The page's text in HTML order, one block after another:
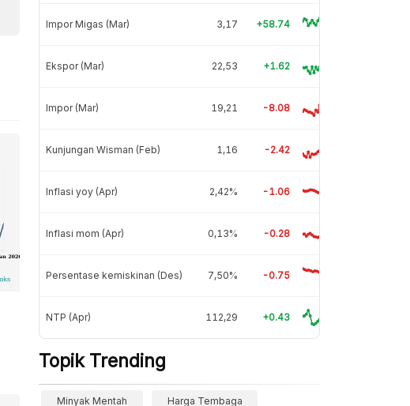
Impor Migas (Mar) 3,17 +58.74
Ekspor (Mar) 22,53 +1.62
Impor (Mar) 19,21 -8.08
Kunjungan Wisman (Feb) 1,16 -2.42
Inflasi yoy (Apr) 2,42% -1.06
Inflasi mom (Apr) 0,13% -0.28
Persentase kemiskinan (Des) 7,50% -0.75
NTP (Apr) 112,29 +0.43
Topik Trending
Minyak Mentah Harga Tembaga